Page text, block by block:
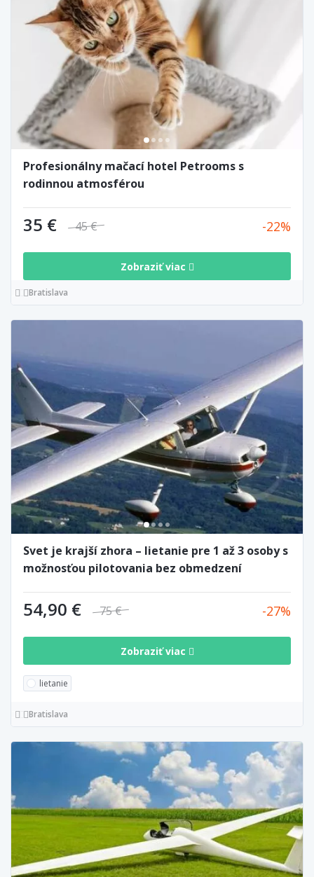
Profesionálny mačací hotel Petrooms s
rodinnou atmosférou
35 € 45 € 22
Zobraziť viac
Bratislava
Svet je krajší zhora – lietanie pre 1 až 3 osoby s
možnosťou pilotovania bez obmedzení
54,90 € 75 € 27
Zobraziť viac
lietanie
Bratislava